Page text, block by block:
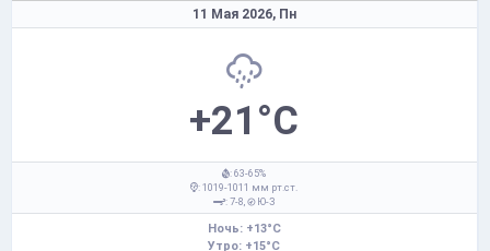
11 Мая 2026, Пн
+21°C
: 63-65%
: 1019-1011 мм рт.ст.
: 7-8,
Ю-З
Ночь: +13°C
Утро: +15°C